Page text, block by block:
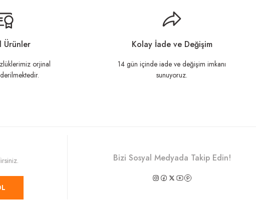
Ürünler
orjinal
Kolay İade ve Değişim
14 gün içinde iade ve değişim imkanı
sunuyoruz.
Bizi Sosyal Medyada Takip Edin!